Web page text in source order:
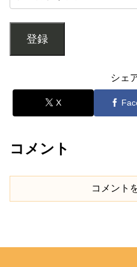
登録
シェ
X
コメント
コメント